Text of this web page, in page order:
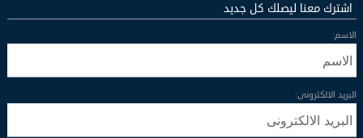
اشترك معنا ليصلك كل جديد
الاسم:
البريد الالكترونى: